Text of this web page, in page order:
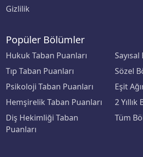
Demiroğlu Bilim Üniversitesi
Doğu Akdeniz Üniversitesi
Dokuz Eylül Üniversitesi
Gizlilik
Popüler Bölümler
Hukuk Taban Puanları
Tıp Taban Puanları
Psikoloji Taban Puanları
Hemşirelik Taban Puanları
Diş Hekimliği Taban
Puanları
Sözel
Eşit
2
Tüm